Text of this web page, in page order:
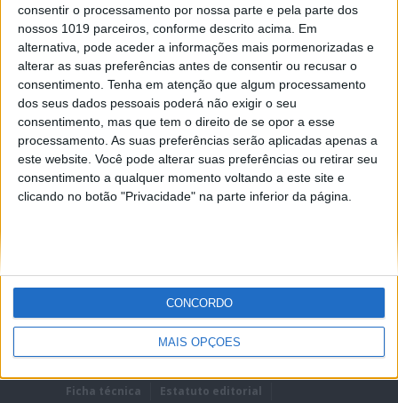
consentir o processamento por nossa parte e pela parte dos
nossos 1019 parceiros, conforme descrito acima. Em
alternativa, pode aceder a informações mais pormenorizadas e
alterar as suas preferências antes de consentir ou recusar o
consentimento. Tenha em atenção que algum processamento
dos seus dados pessoais poderá não exigir o seu
consentimento, mas que tem o direito de se opor a esse
processamento. As suas preferências serão aplicadas apenas a
este website. Você pode alterar suas preferências ou retirar seu
consentimento a qualquer momento voltando a este site e
clicando no botão "Privacidade" na parte inferior da página.
MAIS OPÇÕES
CONCORDO
REMEMBER?
Lost password?
Ficha técnica Estatuto editorial